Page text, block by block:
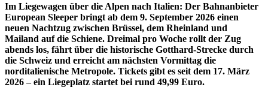
Im Liegewagen über die Alpen nach Italien: Der Bahnanbieter
European Sleeper bringt ab dem 9. September 2026 einen
neuen Nachtzug zwischen Brüssel, dem Rheinland und
Mailand auf die Schiene. Dreimal pro Woche rollt der Zug
abends los, fährt über die historische Gotthard-Strecke durch
die Schweiz und erreicht am nächsten Vormittag die
norditalienische Metropole. Tickets gibt es seit dem 17. März
2026 – ein Liegeplatz startet bei rund 49,99 Euro.